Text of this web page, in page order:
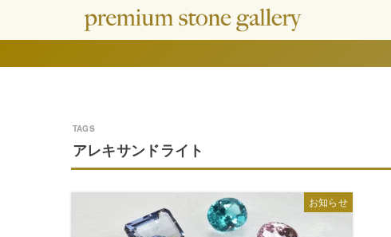
アレキサンドライト
お知らせ